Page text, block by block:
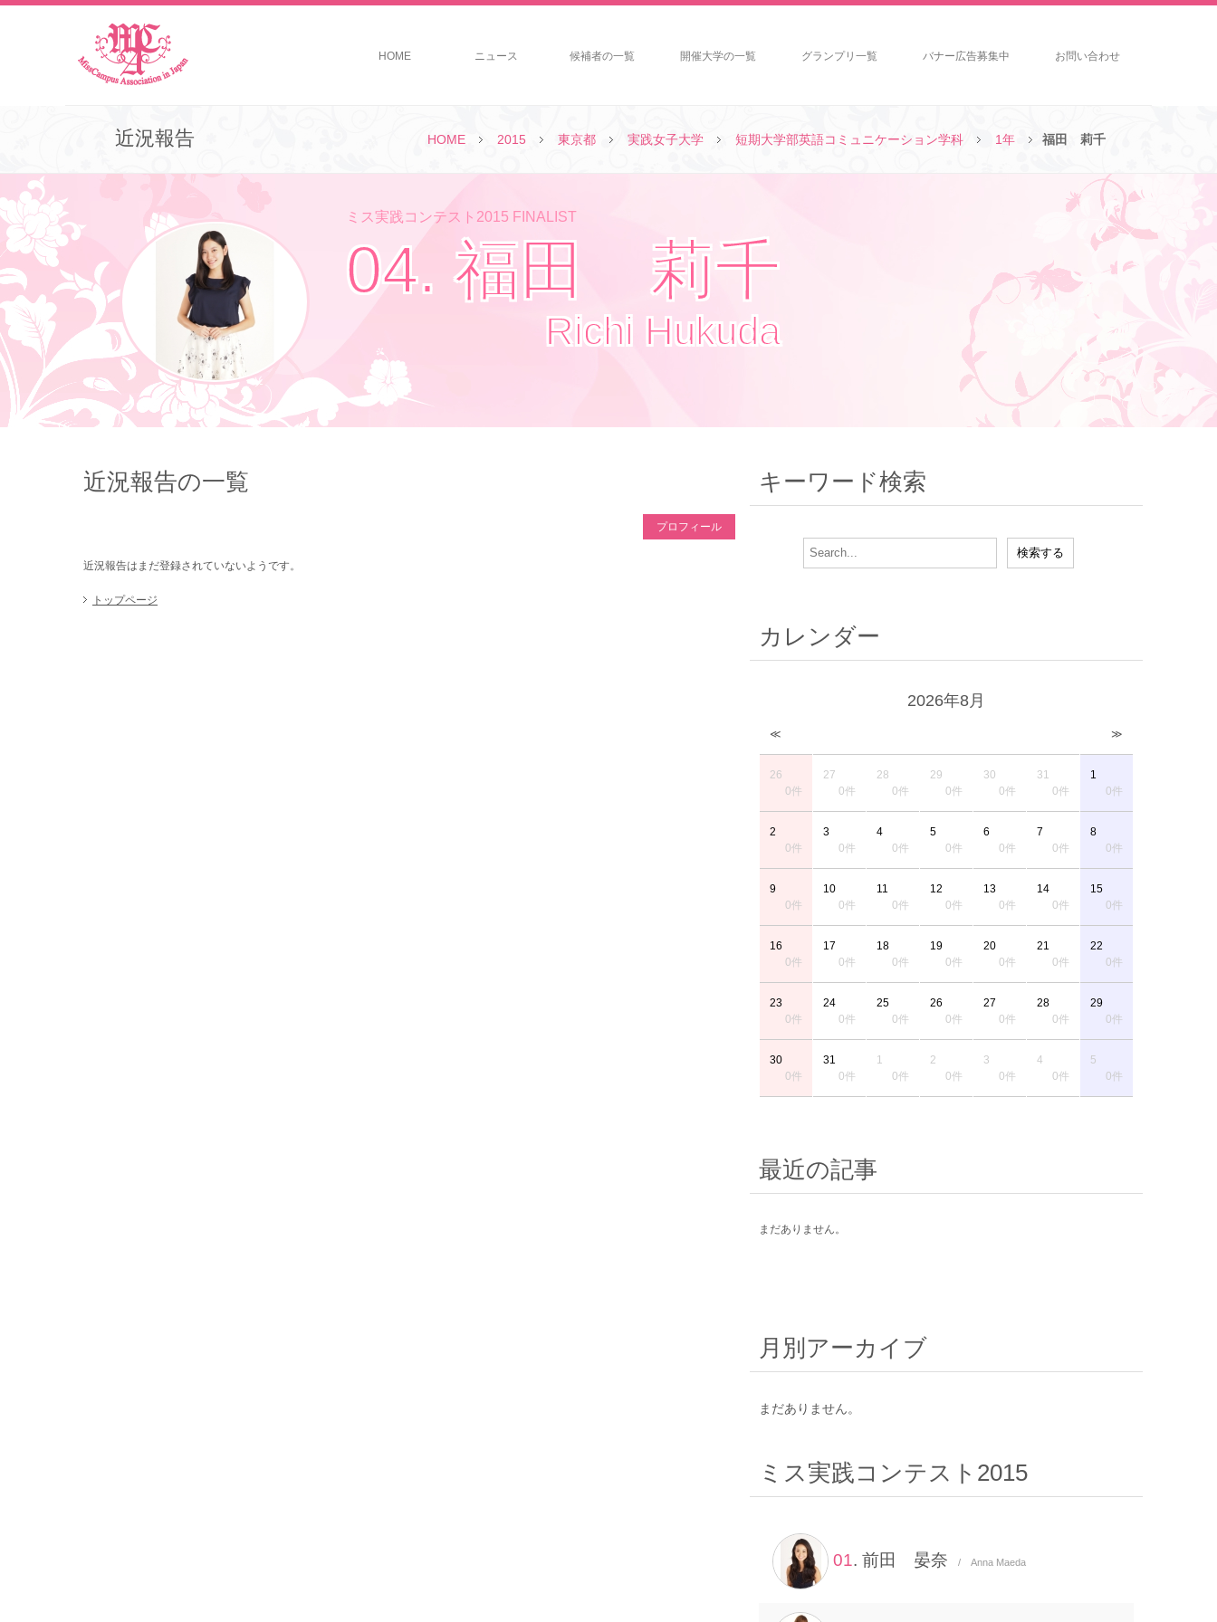
HOME ニュース 候補者の一覧 開催大学の一覧 グランプリ一覧 バナー広告募集中 お問い合わせ
HOME 2015 東京都 実践女子大学 短期大学部英語コミュニケーション学科 1年 福田 莉千
近況報告
ミス実践コンテスト2015 FINALIST
04. 福田 莉千
Richi Hukuda
近況報告の一覧
プロフィール
近況報告はまだ登録されていないようです。
トップページ
キーワード検索
カレンダー
2026年8月
≪ ≫
26
0件
27
0件
28
0件
29
0件
30
0件
31
0件
1
0件
2
0件
3
0件
4
0件
5
0件
6
0件
7
0件
8
0件
9
0件
10
0件
11
0件
12
0件
13
0件
14
0件
15
0件
16
0件
17
0件
18
0件
19
0件
20
0件
21
0件
22
0件
23
0件
24
0件
25
0件
26
0件
27
0件
28
0件
29
0件
30
0件
31
0件
1
0件
2
0件
3
0件
4
0件
5
0件
最近の記事
まだありません。
月別アーカイブ
まだありません。
ミス実践コンテスト2015
01. 前田 晏奈 / Anna Maeda